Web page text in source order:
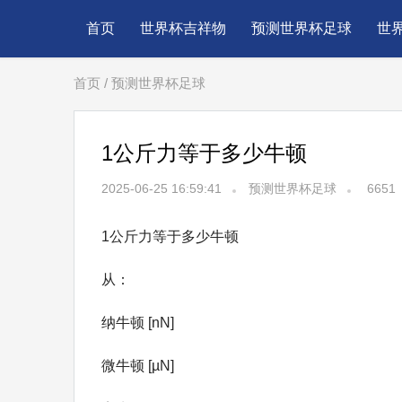
首页 世界杯吉祥物 预测世界杯足球 世
首页 / 预测世界杯足球
1公斤力等于多少牛顿
2025-06-25 16:59:41 预测世界杯足球 6651
1公斤力等于多少牛顿
从：
纳牛顿 [nN]
微牛顿 [µN]